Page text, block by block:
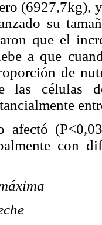
(6927,7kg),
su
que el
a que
de
las células
afectó
con